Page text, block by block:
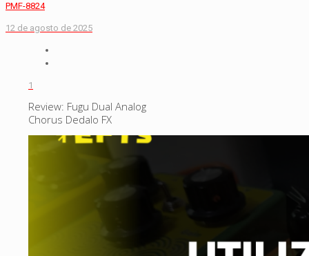
PMF-8824
12 de agosto de 2025
1
Review: Fugu Dual Analog
Chorus Dedalo FX